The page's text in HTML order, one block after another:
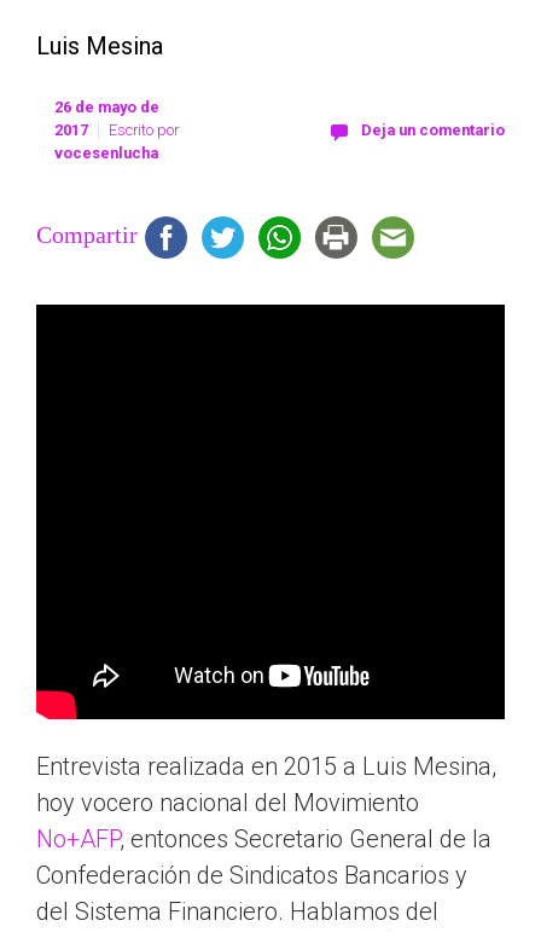
Luis Mesina
26 de mayo de
2017
Escrito por
vocesenlucha
Deja un comentario
Compartir
Entrevista realizada en 2015 a Luis Mesina,
hoy vocero nacional del Movimiento
No+AFP, entonces Secretario General de la
Confederación de Sindicatos Bancarios y
del Sistema Financiero. Hablamos del